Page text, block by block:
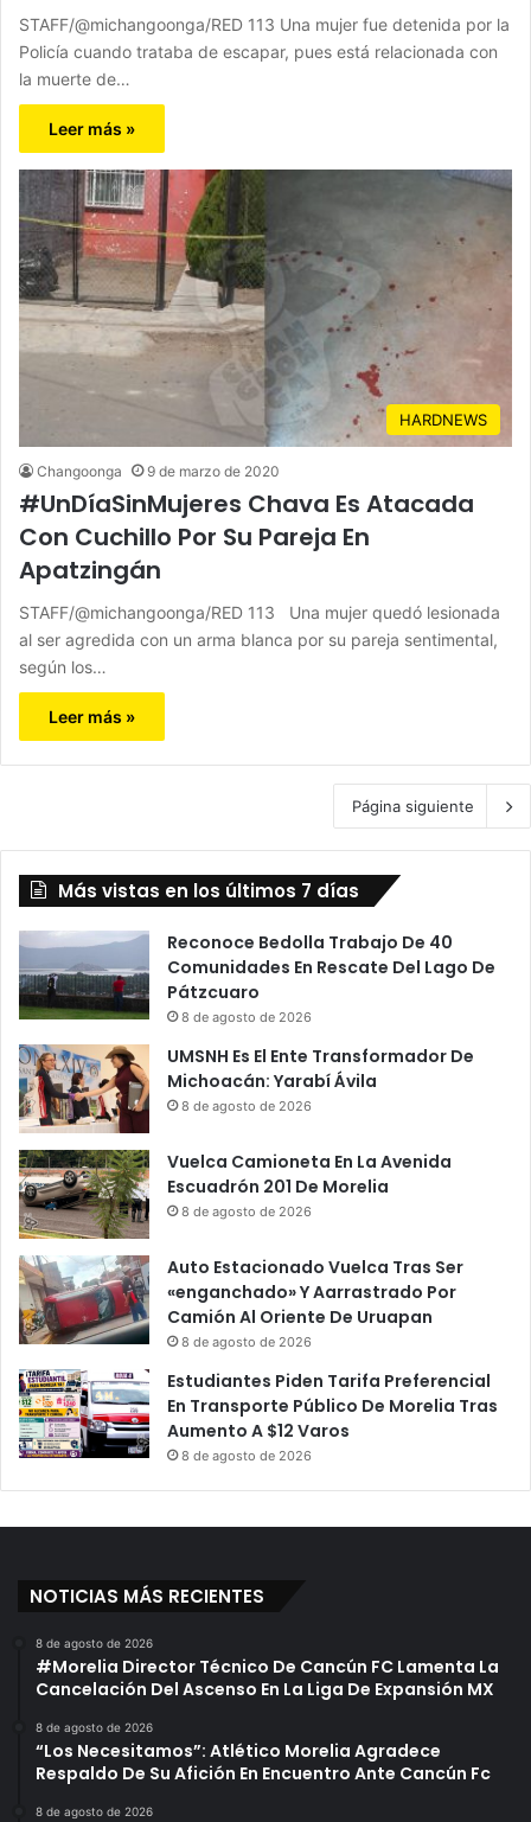
STAFF/@michangoonga/RED 113 Una mujer fue detenida por la
Policía cuando trataba de escapar, pues está relacionada con
la muerte de…
Leer más »
HARDNEWS
Changoonga 9 de marzo de 2020
#UnDíaSinMujeres Chava Es Atacada
Con Cuchillo Por Su Pareja En
Apatzingán
STAFF/@michangoonga/RED 113 Una mujer quedó lesionada
al ser agredida con un arma blanca por su pareja sentimental,
según los…
Leer más »
Página siguiente
Más vistas en los últimos 7 días
Reconoce Bedolla Trabajo De 40
Comunidades En Rescate Del Lago De
Pátzcuaro
8 de agosto de 2026
UMSNH Es El Ente Transformador De
Michoacán: Yarabí Ávila
8 de agosto de 2026
Vuelca Camioneta En La Avenida
Escuadrón 201 De Morelia
8 de agosto de 2026
Auto Estacionado Vuelca Tras Ser
«enganchado» Y Aarrastrado Por
Camión Al Oriente De Uruapan
8 de agosto de 2026
Estudiantes Piden Tarifa Preferencial
En Transporte Público De Morelia Tras
Aumento A $12 Varos
8 de agosto de 2026
NOTICIAS MÁS RECIENTES
8 de agosto de 2026
#Morelia Director Técnico De Cancún FC Lamenta La
Cancelación Del Ascenso En La Liga De Expansión MX
8 de agosto de 2026
“Los Necesitamos”: Atlético Morelia Agradece
Respaldo De Su Afición En Encuentro Ante Cancún Fc
8 de agosto de 2026